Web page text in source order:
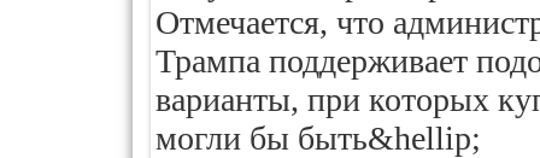
Отмечается, что
Трампа поддерживает
варианты, при которых
могли бы быть&hellip;